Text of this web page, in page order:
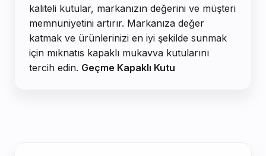
kaliteli kutular, markanızın değerini ve müşteri
memnuniyetini artırır. Markanıza değer
katmak ve ürünlerinizi en iyi şekilde sunmak
için mıknatıs kapaklı mukavva kutularını
tercih edin. Geçme Kapaklı Kutu